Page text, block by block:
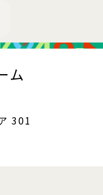
ム
301